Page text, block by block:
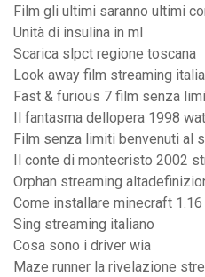
Film gli ultimi saranno ultimi
Unità di insulina in ml
Scarica slpct regione toscana
Look away film streaming
Fast & furious 7 film senza
Il fantasma dellopera 1998
Film senza limiti benvenuti al
Il conte di montecristo 2002
Orphan streaming
Come installare minecraft 1.16
Sing streaming italiano
Cosa sono i driver wia
Maze runner la rivelazione